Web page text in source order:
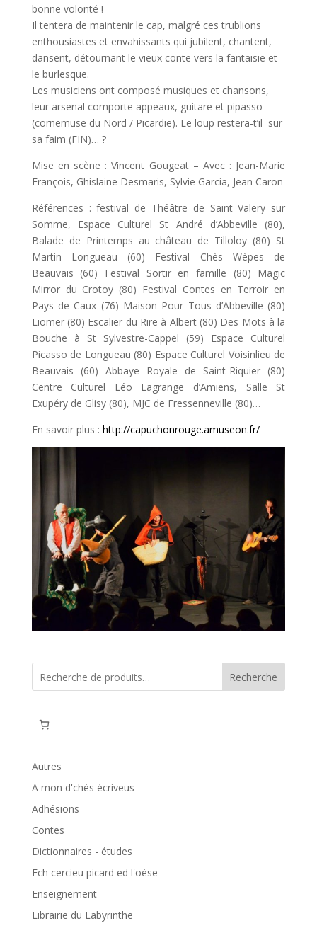
bonne volonté !
Il tentera de maintenir le cap, malgré ces trublions
enthousiastes et envahissants qui jubilent, chantent,
dansent, détournant le vieux conte vers la fantaisie et
le burlesque.
Les musiciens ont composé musiques et chansons,
leur arsenal comporte appeaux, guitare et pipasso
(cornemuse du Nord / Picardie). Le loup restera-t’il sur
sa faim (FIN)… ?
Mise en scène : Vincent Gougeat – Avec : Jean-Marie
François, Ghislaine Desmaris, Sylvie Garcia, Jean Caron
Références : festival de Théâtre de Saint Valery sur
Somme, Espace Culturel St André d’Abbeville (80),
Balade de Printemps au château de Tilloloy (80) St
Martin Longueau (60) Festival Chès Wèpes de
Beauvais (60) Festival Sortir en famille (80) Magic
Mirror du Crotoy (80) Festival Contes en Terroir en
Pays de Caux (76) Maison Pour Tous d’Abbeville (80)
Liomer (80) Escalier du Rire à Albert (80) Des Mots à la
Bouche à St Sylvestre-Cappel (59) Espace Culturel
Picasso de Longueau (80) Espace Culturel Voisinlieu de
Beauvais (60) Abbaye Royale de Saint-Riquier (80)
Centre Culturel Léo Lagrange d’Amiens, Salle St
Exupéry de Glisy (80), MJC de Fressenneville (80)…
En savoir plus : http://capuchonrouge.amuseon.fr/
Recherche
Autres
A mon d'chés écriveus
Adhésions
Contes
Dictionnaires - études
Ech cercieu picard ed l'oése
Enseignement
Librairie du Labyrinthe